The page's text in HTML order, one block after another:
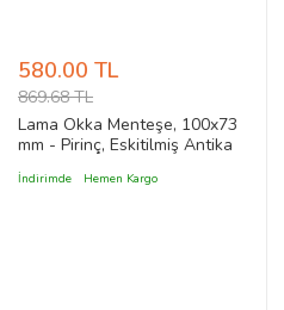
580.00 TL
869.68 TL
Lama Okka Menteşe, 100x73
mm - Pirinç, Eskitilmiş Antika
Menteşesi
İndirimde Hemen Kargo